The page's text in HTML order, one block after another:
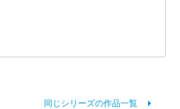
同じシリーズの作品一覧